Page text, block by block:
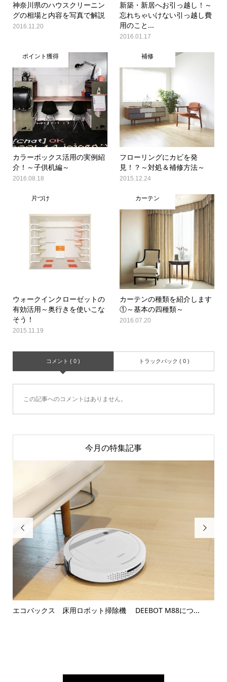
神奈川県のハウスクリーニン
グの相場と内容を写真で解説
2016.11.20
新築・新居へお引っ越し！～
忘れちゃいけない引っ越し費
用のこと...
2016.01.17
ポイント獲得
カラーボックス活用の実例紹
介！～子供机編～
2016.08.18
補修
フローリングにカビを発
見！？～対処＆補修方法～
2015.12.24
片づけ
ウォークインクローゼットの
有効活用～奥行きを使いこな
そう！
2015.11.19
カーテン
カーテンの種類を紹介します
①～基本の四種類～
2016.07.20
コメント ( 0 ) トラックバック ( 0 )
この記事へのコメントはありません。
今月の特集記事

エコバックス 床用ロボット掃除機 DEEBOT M88につ...
